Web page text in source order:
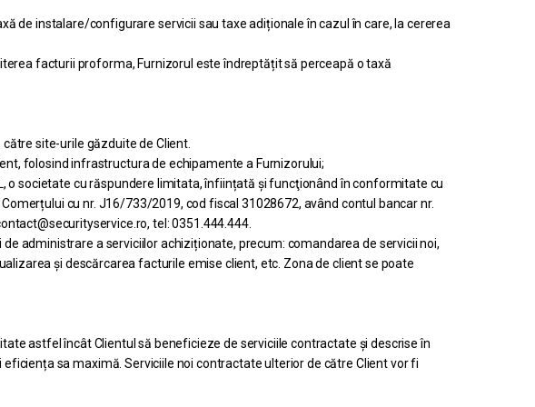
de instalare/configurare servicii sau taxe adiționale în cazul în care, la cererea
facturii proforma, Furnizorul este îndreptățit să perceapă o taxă
site-urile găzduite de Client.
folosind infrastructura de echipamente a Furnizorului;
o societate cu răspundere limitata, înființată și funcţionând în conformitate cu
cu nr. J16/733/2019, cod fiscal 31028672, având contul bancar nr.
tel: 0351.444.444.
administrare a serviciilor achiziționate, precum: comandarea de servicii noi,
și descărcarea facturile emise client, etc. Zona de client se poate
astfel încât Clientul să beneficieze de serviciile contractate și descrise în
sa maximă. Serviciile noi contractate ulterior de către Client vor fi